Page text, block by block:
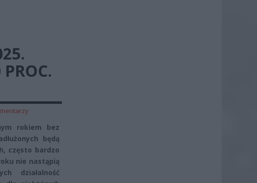
rokiem bez
będą
często bardzo
nie nastąpią
działalność